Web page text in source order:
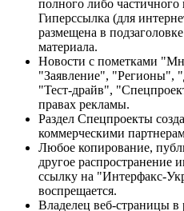
полного либо частичного
Гиперссылка (для
размещена в
материала.
Новости с пометками
"Заявление", "Регионы",
"Тест-драйв",
правах рекламы.
Раздел Спецпроекты
коммерческими
Любое копирование,
другое распространение
ссылку на "Интерфакс-
воспрещается.
Владелец веб-страницы в